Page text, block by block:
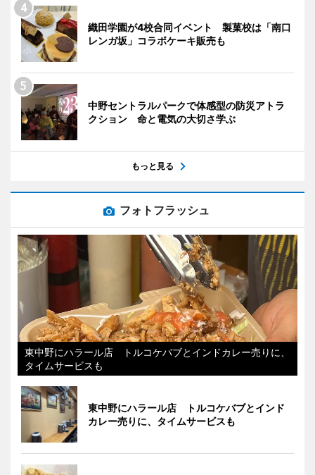
織田学園が4校合同イベント 製菓校は「南口
レンガ坂」コラボケーキ販売も
中野セントラルパークで体感型の防災アトラ
クション 命と電気の大切さ学ぶ
もっと見る
フォトフラッシュ
東中野にハラール店 トルコケバブとインドカレー売りに、
タイムサービスも
東中野にハラール店 トルコケバブとインド
カレー売りに、タイムサービスも